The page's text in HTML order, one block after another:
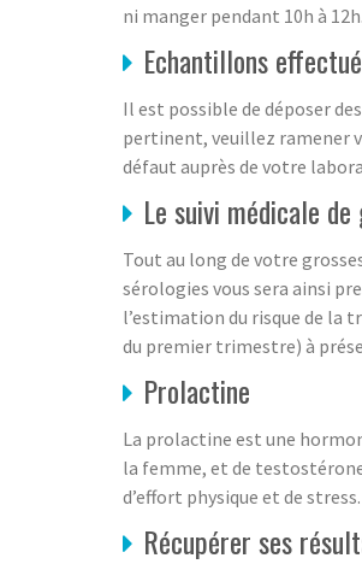
ni manger pendant 10h à
Echantillons
Il est possible de déposer
pertinent, veuillez ramener
défaut auprès de votre
Le suivi médicale de
Tout au long de votre
sérologies vous sera ainsi
l’estimation du risque de la
du premier trimestre) à
Prolactine
La prolactine est une
la femme, et de
d’effort physique et de stress.
Récupérer ses